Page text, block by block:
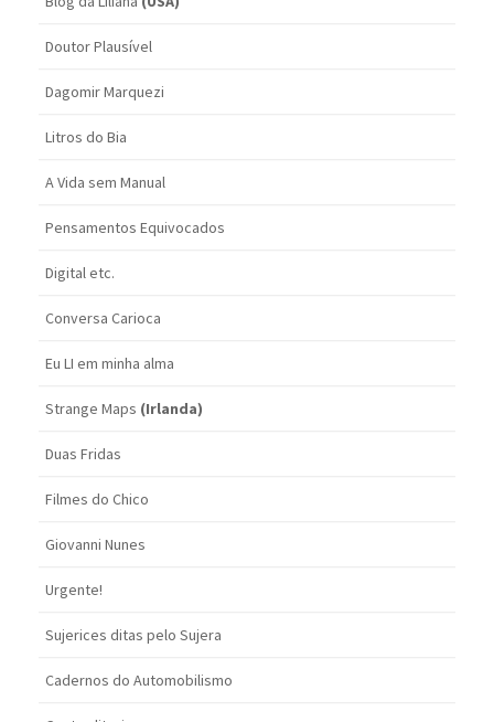
Doutor Plausível
Dagomir Marquezi
Litros do Bia
A Vida sem Manual
Pensamentos Equivocados
Digital etc.
Conversa Carioca
Eu LI em minha alma
Strange Maps (Irlanda)
Duas Fridas
Filmes do Chico
Giovanni Nunes
Urgente!
Sujerices ditas pelo Sujera
Cadernos do Automobilismo